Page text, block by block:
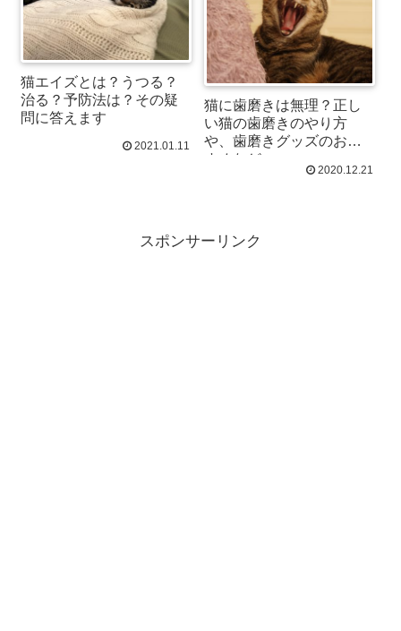
猫エイズとは？うつる？
治る？予防法は？その疑
問に答えます
2021.01.11
猫に歯磨きは無理？正し
い猫の歯磨きのやり方
や、歯磨きグッズのおす
すめなど。
2020.12.21
スポンサーリンク